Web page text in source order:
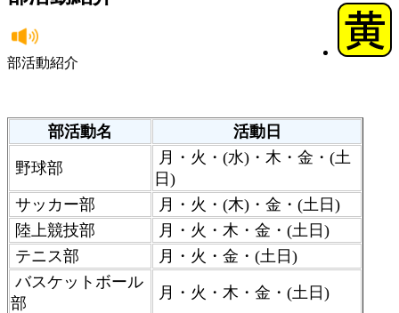
部活動紹介
部活動名 活動日
野球部
月・火・(水)・木・金・(土
日)
サッカー部
月・火・(木)・金・(土日)
陸上競技部
月・火・木・金・(土日)
テニス部
月・火・金・(土日)
バスケットボール
部
月・火・木・金・(土日)